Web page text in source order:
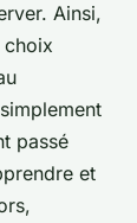
Ainsi,
choix
passé
et